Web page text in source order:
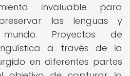
invaluable para
las lenguas y
Proyectos de
a través de la
en diferentes partes